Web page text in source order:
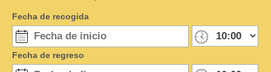
Fecha de recogida
Fecha de regreso